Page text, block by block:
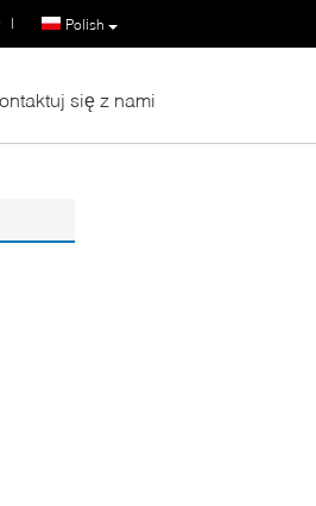
Polish
|
się z nami